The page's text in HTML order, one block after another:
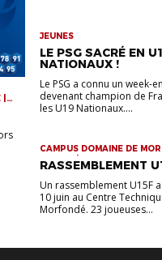
JEUNES
LE PSG SACRÉ EN
NATIONAUX !
Le PSG a connu un week-
devenant champion de
les U19 Nationaux....
CAMPUS DOMAINE DE
JEUNES | RASSEMBLEMENTS
RASSEMBLEMENT
Un rassemblement U15F
10 juin au Centre
Morfondé. 23 joueuses...